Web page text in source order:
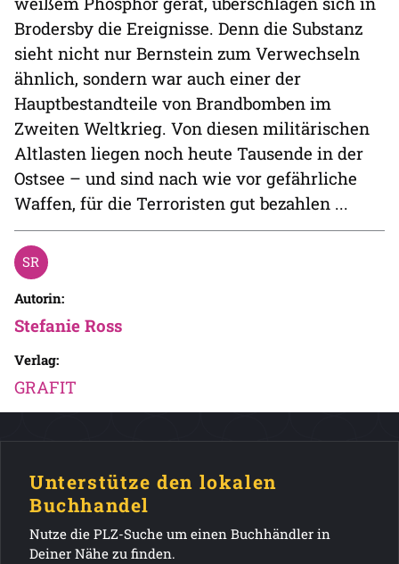
Brodersby die Ereignisse. Denn die Substanz
sieht nicht nur Bernstein zum Verwechseln
ähnlich, sondern war auch einer der
Hauptbestandteile von Brandbomben im
Zweiten Weltkrieg. Von diesen militärischen
Altlasten liegen noch heute Tausende in der
Ostsee – und sind nach wie vor gefährliche
Waffen, für die Terroristen gut bezahlen ...
Autorin:
Stefanie Ross
Verlag:
GRAFIT
Unterstütze den lokalen
Buchhandel
Nutze die PLZ-Suche um einen Buchhändler in
Deiner Nähe zu finden.